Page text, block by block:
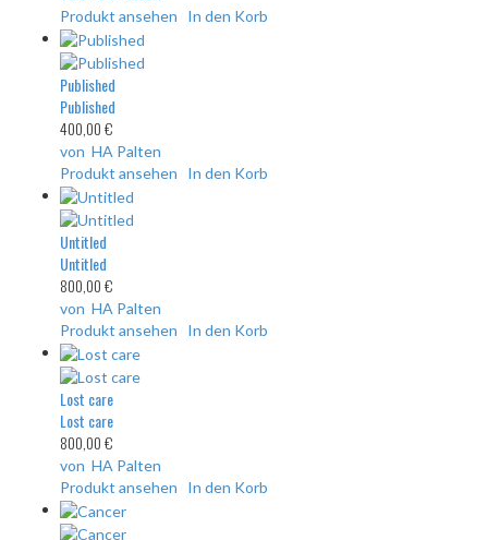
Produkt ansehen
In den Korb
Published
Published
400,00 €
von HA Palten
Produkt ansehen
In den Korb
Untitled
Untitled
800,00 €
von HA Palten
Produkt ansehen
In den Korb
Lost care
Lost care
800,00 €
von HA Palten
Produkt ansehen
In den Korb